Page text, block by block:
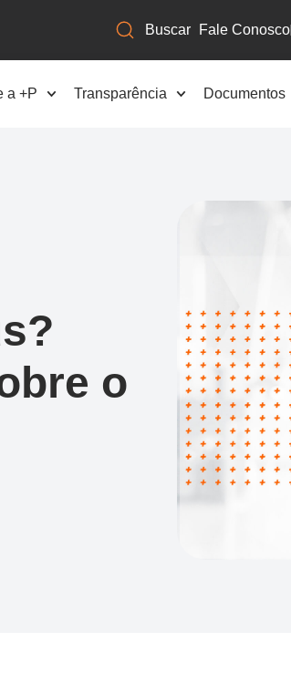
Fale Conosco
a +P Transparência Documentos
o